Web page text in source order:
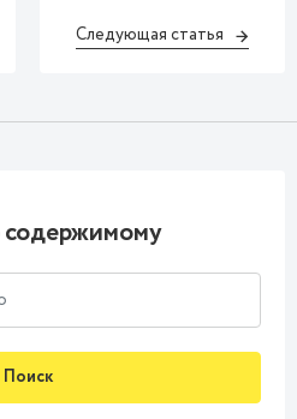
Следующая статья
Поиск